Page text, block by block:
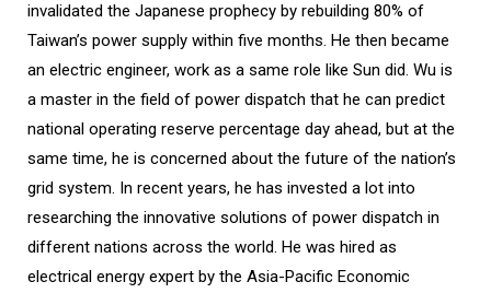
invalidated the Japanese prophecy by rebuilding 80% of
Taiwan’s power supply within five months. He then became
an electric engineer, work as a same role like Sun did. Wu is
a master in the field of power dispatch that he can predict
national operating reserve percentage day ahead, but at the
same time, he is concerned about the future of the nation’s
grid system. In recent years, he has invested a lot into
researching the innovative solutions of power dispatch in
different nations across the world. He was hired as
electrical energy expert by the Asia-Pacific Economic